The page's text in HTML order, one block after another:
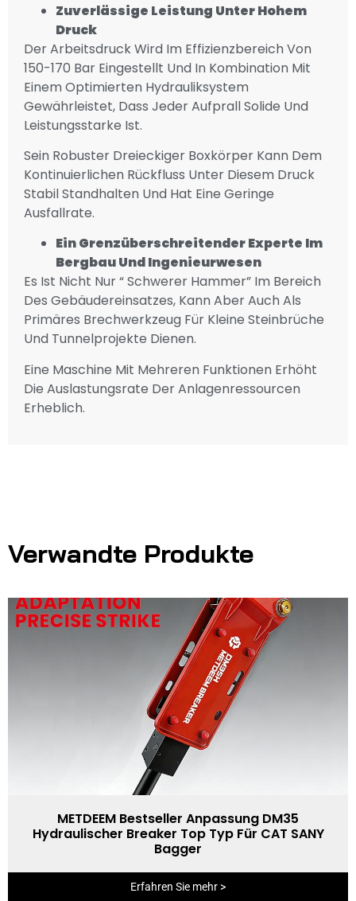
Zuverlässige Leistung Unter Hohem
Druck
Der Arbeitsdruck Wird Im Effizienzbereich Von
150-170 Bar Eingestellt Und In Kombination Mit
Einem Optimierten Hydrauliksystem
Gewährleistet, Dass Jeder Aufprall Solide Und
Leistungsstarke Ist.
Sein Robuster Dreieckiger Boxkörper Kann Dem
Kontinuierlichen Rückfluss Unter Diesem Druck
Stabil Standhalten Und Hat Eine Geringe
Ausfallrate.
Ein Grenzüberschreitender Experte Im
Bergbau Und Ingenieurwesen
Es Ist Nicht Nur “ Schwerer Hammer” Im Bereich
Des Gebäudereinsatzes, Kann Aber Auch Als
Primäres Brechwerkzeug Für Kleine Steinbrüche
Und Tunnelprojekte Dienen.
Eine Maschine Mit Mehreren Funktionen Erhöht
Die Auslastungsrate Der Anlagenressourcen
Erheblich.
Verwandte Produkte
METDEEM Bestseller Anpassung DM35
Hydraulischer Breaker Top Typ Für CAT SANY
Bagger
Erfahren Sie mehr >